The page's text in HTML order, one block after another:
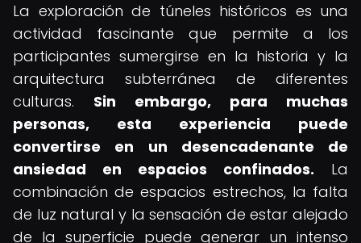
La exploración de túneles históricos es una
actividad fascinante que permite a los
participantes sumergirse en la historia y la
arquitectura subterránea de diferentes
culturas. Sin embargo, para muchas
personas, esta experiencia puede
convertirse en un desencadenante de
ansiedad en espacios confinados. La
combinación de espacios estrechos, la falta
de luz natural y la sensación de estar alejado
de la superficie puede generar un intenso